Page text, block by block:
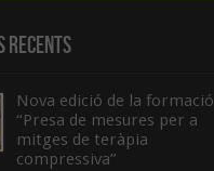
recents
Nova edició de la formació
“Presa de mesures per a
mitges de teràpia
compressiva”